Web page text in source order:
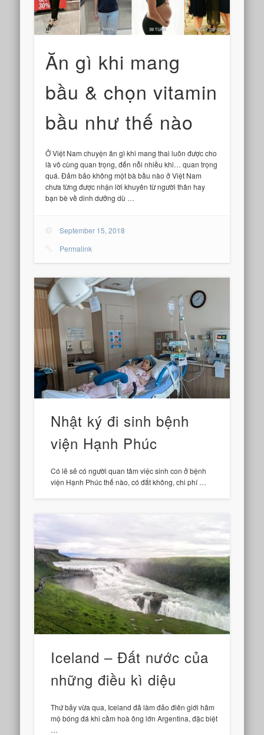
Ăn gì khi mang
bầu & chọn vitamin
bầu như thế nào
Ở Việt Nam chuyện ăn gì khi mang thai luôn được cho
là vô cùng quan trọng, đến nỗi nhiều khi… quan trọng
quá. Đảm bảo không một bà bầu nào ở Việt Nam
chưa từng được nhận lời khuyên từ người thân hay
bạn bè về dinh dưỡng dù …
September 15, 2018
Permalink
Nhật ký đi sinh bệnh
viện Hạnh Phúc
Có lẽ sẽ có người quan tâm việc sinh con ở bệnh
viện Hạnh Phúc thế nào, có đắt không, chi phí …
Iceland – Đất nước của
những điều kì diệu
Thứ bảy vừa qua, Iceland đã làm đảo điên giới hâm
mộ bóng đá khi cầm hoà ông lớn Argentina, đặc biệt
…